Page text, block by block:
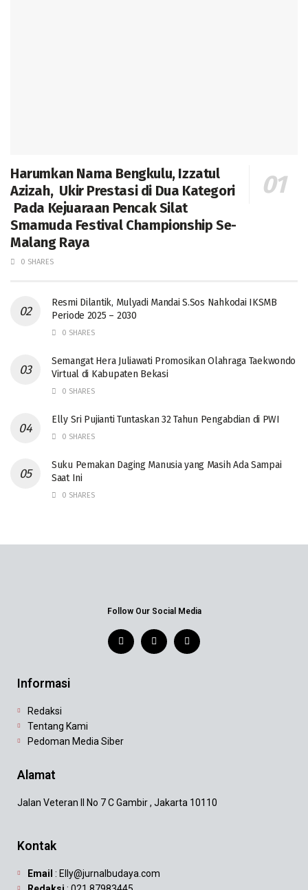
Harumkan Nama Bengkulu, Izzatul
Azizah, Ukir Prestasi di Dua Kategori
Pada Kejuaraan Pencak Silat
Smamuda Festival Championship Se-
Malang Raya
0 SHARES
Resmi Dilantik, Mulyadi Mandai S.Sos Nahkodai IKSMB
Periode 2025 – 2030
0 SHARES
Semangat Hera Juliawati Promosikan Olahraga Taekwondo
Virtual di Kabupaten Bekasi
0 SHARES
Elly Sri Pujianti Tuntaskan 32 Tahun Pengabdian di PWI
0 SHARES
‎Suku Pemakan Daging Manusia yang Masih Ada Sampai
Saat Ini
0 SHARES
Follow Our Social Media
Informasi
Redaksi
Tentang Kami
Pedoman Media Siber
Alamat
Jalan Veteran II No 7 C Gambir , Jakarta 10110
Kontak
Email : Elly@jurnalbudaya.com